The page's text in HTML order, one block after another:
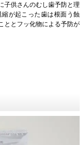
子供さんのむし歯予防と理
が起こった歯は根面う蝕
ととフッ化物による予防が